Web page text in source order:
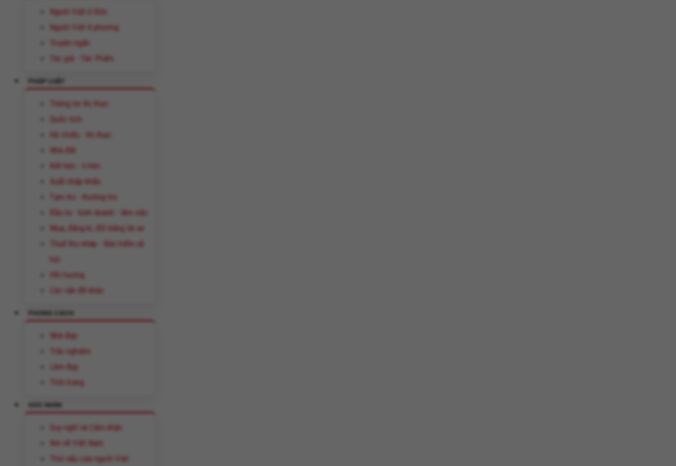
Người Việt ở Đức
Người Việt 4 phương
Truyện ngắn
Tác giả - Tác Phẩm
Thông tin thị thực
Quốc tịch
Hộ chiếu - thị thực
Nhà đất
Kết hôn - li hôn
Xuất nhập khẩu
Tạm trú - thường trú
Đầu tư - kinh doanh - làm việc
Mua, đăng kí, đổi bằng lái xe
Thuế thu nhâp - Bảo hiểm xã
hội
Hồi hương
Các vấn đề khác
PHONG CÁCH
Nhà đẹp
Trắc nghiệm
Làm đẹp
Thời trang
GÓC NHÌN
Suy nghĩ và Cảm nhận
Nói về Việt Nam
Thói xấu của người Việt